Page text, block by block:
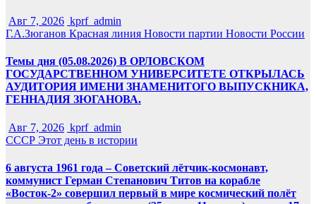
Авг 7, 2026 kprf_admin
Г.А.Зюганов Красная линия Новости партии Новости России
Темы дня (05.08.2026) В ОРЛОВСКОМ
ГОСУДАРСТВЕННОМ УНИВЕРСИТЕТЕ ОТКРЫЛАСЬ
АУДИТОРИЯ ИМЕНИ ЗНАМЕНИТОГО ВЫПУСКНИКА,
ГЕННАДИЯ ЗЮГАНОВА.
Авг 7, 2026 kprf_admin
СССР Этот день в истории
6 августа 1961 года – Советский лётчик-космонавт,
коммунист Герман Степанович Титов на корабле
«Восток-2» совершил первый в мире космический полёт